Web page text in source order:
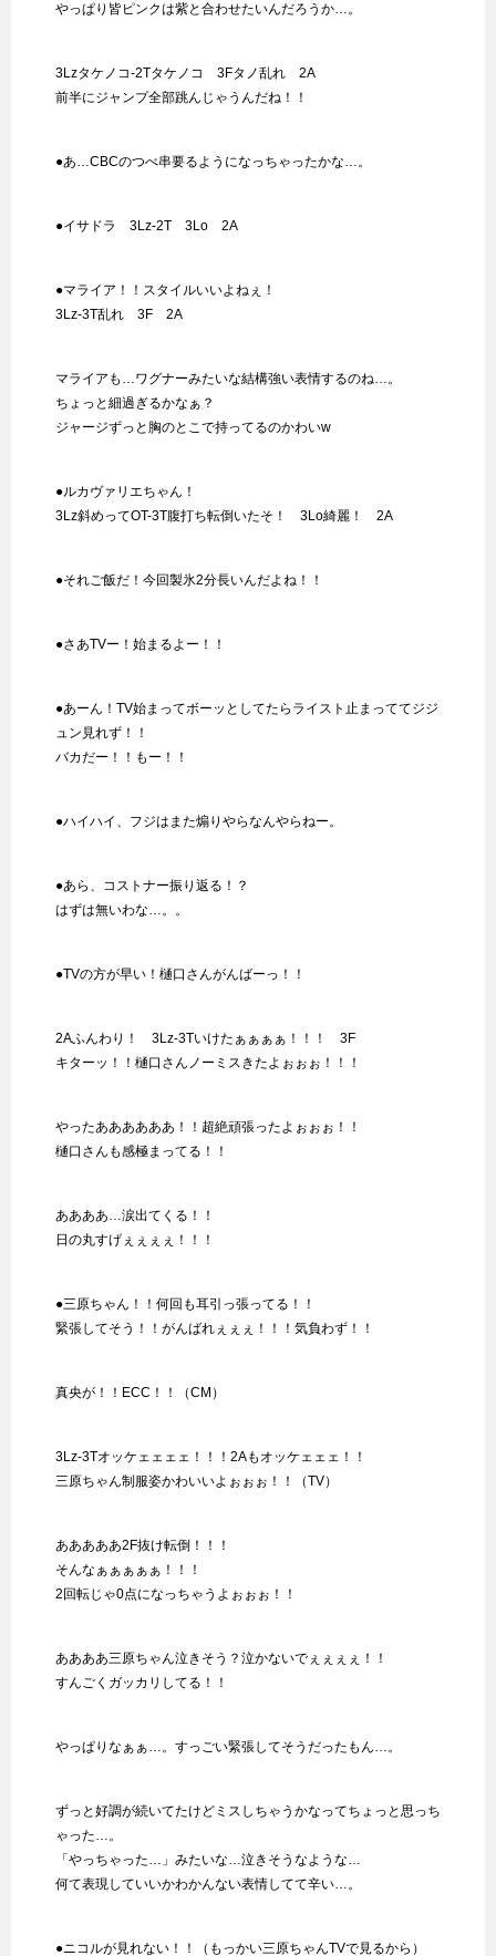
やっぱり皆ピンクは紫と合わせたいんだろうか…。
3Lzタケノコ-2Tタケノコ 3Fタノ乱れ 2A
前半にジャンプ全部跳んじゃうんだね！！
●あ…CBCのつべ串要るようになっちゃったかな…。
●イサドラ 3Lz-2T 3Lo 2A
●マライア！！スタイルいいよねぇ！
3Lz-3T乱れ 3F 2A
マライアも…ワグナーみたいな結構強い表情するのね…。
ちょっと細過ぎるかなぁ？
ジャージずっと胸のとこで持ってるのかわいw
●ルカヴァリエちゃん！
3Lz斜めってOT-3T腹打ち転倒いたそ！ 3Lo綺麗！ 2A
●それご飯だ！今回製氷2分長いんだよね！！
●さあTVー！始まるよー！！
●あーん！TV始まってボーッとしてたらライスト止まっててジジ
ュン見れず！！
バカだー！！もー！！
●ハイハイ、フジはまた煽りやらなんやらねー。
●あら、コストナー振り返る！？
はずは無いわな…。。
●TVの方が早い！樋口さんがんばーっ！！
2Aふんわり！ 3Lz-3Tいけたぁぁぁぁ！！！ 3F
キターッ！！樋口さんノーミスきたよぉぉぉ！！！
やったああああああ！！超絶頑張ったよぉぉぉ！！
樋口さんも感極まってる！！
ああああ…涙出てくる！！
日の丸すげぇぇぇぇ！！！
●三原ちゃん！！何回も耳引っ張ってる！！
緊張してそう！！がんばれぇぇぇ！！！気負わず！！
真央が！！ECC！！（CM）
3Lz-3Tオッケェェェェ！！！2Aもオッケェェェ！！
三原ちゃん制服姿かわいいよぉぉぉ！！（TV）
あああああ2F抜け転倒！！！
そんなぁぁぁぁぁ！！！
2回転じゃ0点になっちゃうよぉぉぉ！！
ああああ三原ちゃん泣きそう？泣かないでぇぇぇぇ！！
すんごくガッカリしてる！！
やっぱりなぁぁ…。すっごい緊張してそうだったもん…。
ずっと好調が続いてたけどミスしちゃうかなってちょっと思っち
ゃった…。
「やっちゃった…」みたいな…泣きそうなような…
何て表現していいかわかんない表情してて辛い…。
●ニコルが見れない！！（もっかい三原ちゃんTVで見るから）